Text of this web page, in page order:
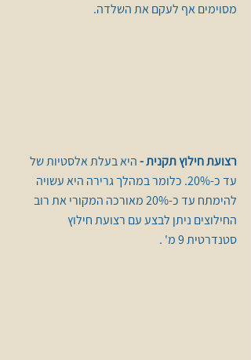
מסוימים אף לעקם את השלדה.
רצועת חילוץ תקנית - היא בעלת אלסטיות של
עד כ-20%. כלומר במהלך גרירה היא עשויה
להימתח עד כ-20% מאורכה המקורי את רוב
החילוצים ניתן לבצע עם רצועת חילוץ
סטנדרטית 9 מ' .